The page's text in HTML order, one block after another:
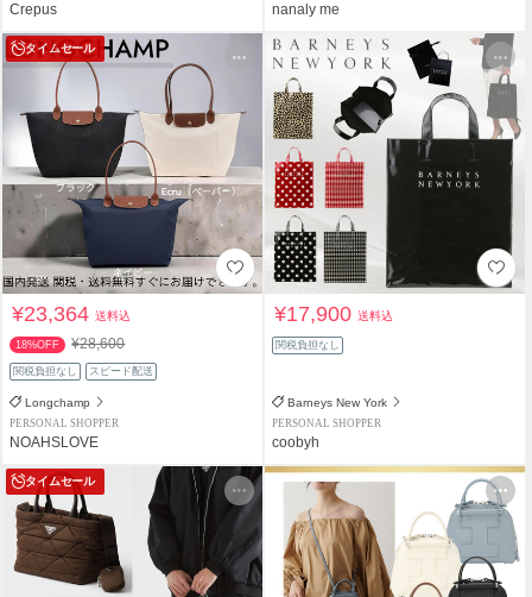
Crepus nanaly me
タイムセール
¥23,364送料込
18%OFF ¥28,600
関税負担なし スピード配送
Longchamp
PERSONAL SHOPPER
NOAHSLOVE
¥17,900送料込
関税負担なし
Barneys New York
PERSONAL SHOPPER
coobyh
タイムセール